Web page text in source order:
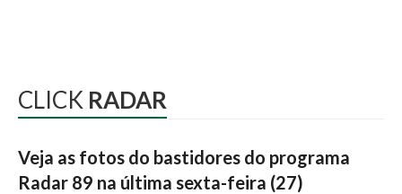
CLICK RADAR
Veja as fotos do bastidores do programa
Radar 89 na última sexta-feira (27)